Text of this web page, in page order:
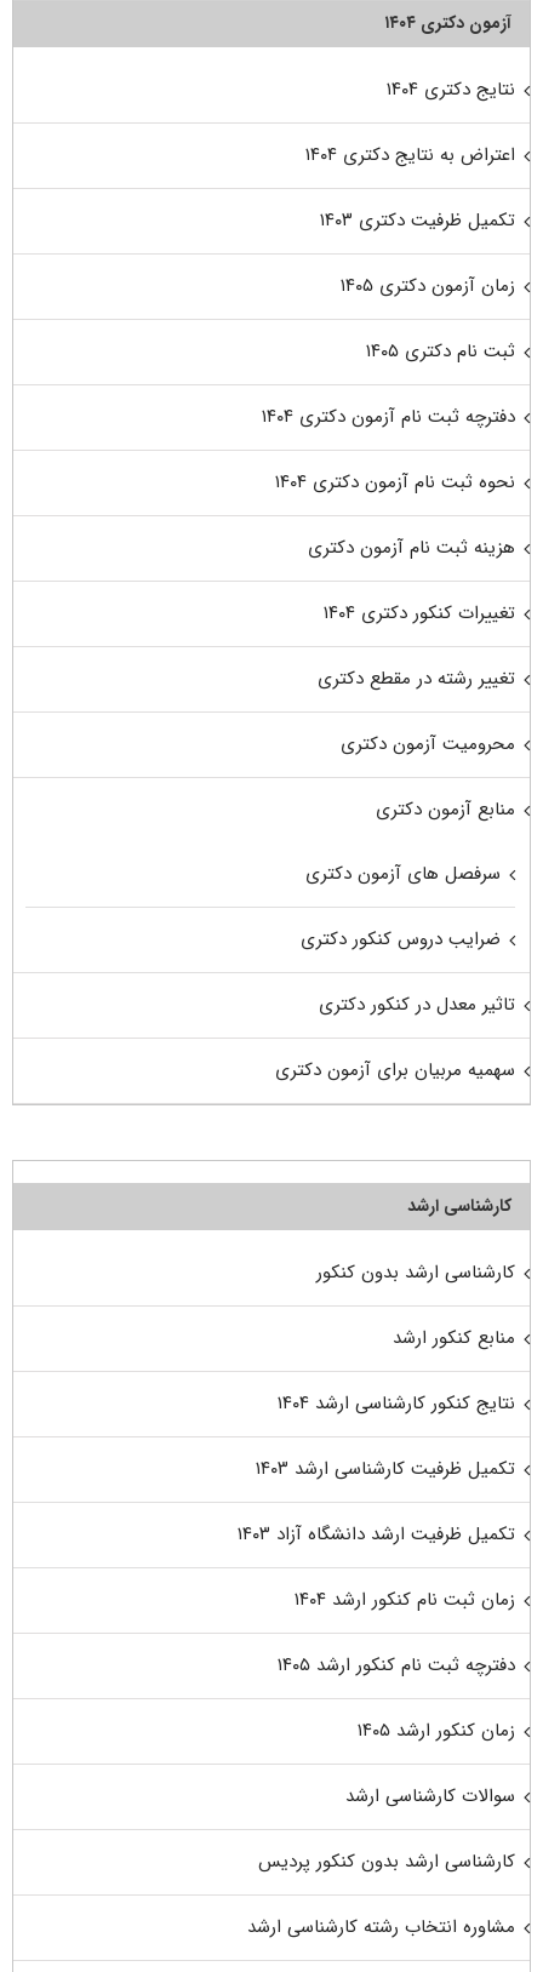
آزمون دکتری ۱۴۰۴
نتایج دکتری ۱۴۰۴
اعتراض به نتایج دکتری ۱۴۰۴
تکمیل ظرفیت دکتری ۱۴۰۳
زمان آزمون دکتری ۱۴۰۵
ثبت نام دکتری ۱۴۰۵
دفترچه ثبت نام آزمون دکتری ۱۴۰۴
نحوه ثبت نام آزمون دکتری ۱۴۰۴
هزینه ثبت نام آزمون دکتری
تغییرات کنکور دکتری ۱۴۰۴
تغییر رشته در مقطع دکتری
محرومیت آزمون دکتری
منابع آزمون دکتری
سرفصل های آزمون دکتری
ضرایب دروس کنکور دکتری
تاثیر معدل در کنکور دکتری
سهمیه مربیان برای آزمون دکتری
کارشناسی ارشد
کارشناسی ارشد بدون کنکور
منابع کنکور ارشد
نتایج کنکور کارشناسی ارشد ۱۴۰۴
تکمیل ظرفیت کارشناسی ارشد ۱۴۰۳
تکمیل ظرفیت ارشد دانشگاه آزاد ۱۴۰۳
زمان ثبت نام کنکور ارشد ۱۴۰۴
دفترچه ثبت نام کنکور ارشد ۱۴۰۵
زمان کنکور ارشد ۱۴۰۵
سوالات کارشناسی ارشد
کارشناسی ارشد بدون کنکور پردیس
مشاوره انتخاب رشته کارشناسی ارشد